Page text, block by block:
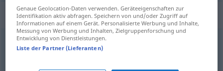
Synonyme für "Schornstein"
Schlot,Abzug,Kamin
Genaue Geolocation-Daten verwenden. Geräteeigenschaften zur
Identifikation aktiv abfragen. Speichern von und/oder Zugriff auf
Informationen auf einem Gerät. Personalisierte Werbung und Inhalte,
Messung von Werbung und Inhalten, Zielgruppenforschung und
Entwicklung von Dienstleistungen.
Liste der Partner (Lieferanten)